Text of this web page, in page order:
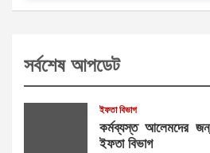
সর্বশেষ আপডেট
ইফতা বিভাগ
কর্মব্যস্ত আলেমদের
ইফতা বিভাগ